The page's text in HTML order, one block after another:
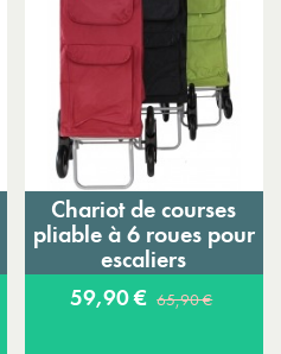
Chariot de courses
pliable à 6 roues pour
escaliers
59,90 € 65,90 €